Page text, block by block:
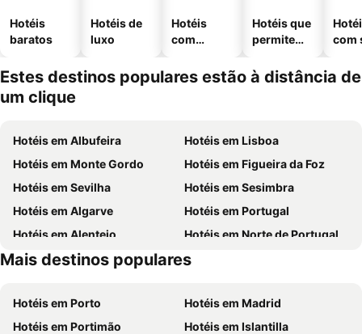
Hotéis
baratos
Hotéis de
luxo
Hotéis
com
Hotéis que
permitem
com
Estes destinos populares estão à distância de
um clique
Hotéis em Albufeira
Hotéis em Lisboa
Hotéis em Monte Gordo
Hotéis em Figueira da Foz
Hotéis em Sevilha
Hotéis em Sesimbra
Hotéis em Algarve
Hotéis em Portugal
Hotéis em Alentejo
Hotéis em Norte de Portugal
Hotéis em Madeira
Hotéis em Espanha
Mais destinos populares
Hotéis em Porto
Hotéis em Madrid
Hotéis em Portimão
Hotéis em Islantilla